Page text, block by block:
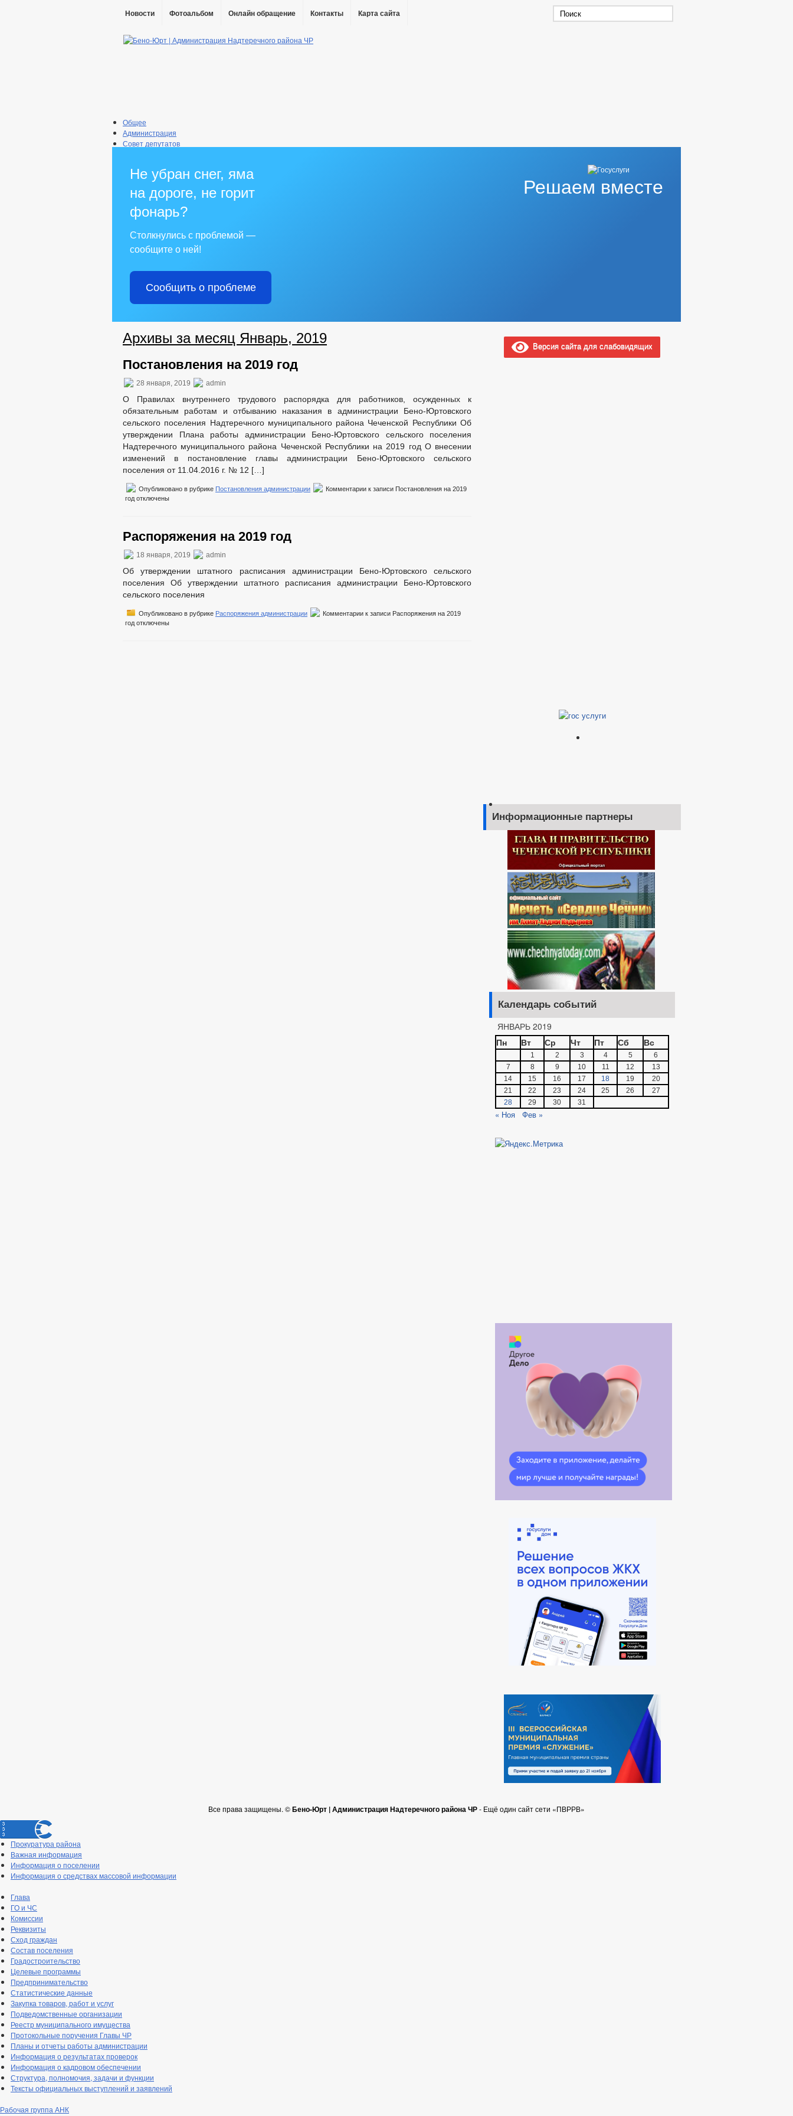
Новости Фотоальбом Онлайн обращение Контакты Карта сайта
Общее
Администрация
Совет депутатов
Бюджет
Прием граждан
Решаем вместе
Не убран снег, яма
на дороге, не горит
фонарь?
Столкнулись с проблемой —
сообщите о ней!
Сообщить о проблеме
Архивы за месяц Январь, 2019
Постановления на 2019 год
28 января, 2019 admin
О Правилах внутреннего трудового распорядка для работников, осужденных к
обязательным работам и отбыванию наказания в администрации Бено-Юртовского
сельского поселения Надтеречного муниципального района Чеченской Республики Об
утверждении Плана работы администрации Бено-Юртовского сельского поселения
Надтеречного муниципального района Чеченской Республики на 2019 год О внесении
изменений в постановление главы администрации Бено-Юртовского сельского
поселения от 11.04.2016 г. № 12 […]
Опубликовано в рубрике Постановления администрации Комментарии к записи Постановления на 2019
год отключены
Распоряжения на 2019 год
18 января, 2019 admin
Об утверждении штатного расписания администрации Бено-Юртовского сельского
поселения Об утверждении штатного расписания администрации Бено-Юртовского
сельского поселения
Опубликовано в рубрике Распоряжения администрации Комментарии к записи Распоряжения на 2019
год отключены
Версия сайта для слабовидящих
Информационные партнеры
Календарь событий
ЯНВАРЬ 2019
Пн
Вт Ср Чт Пт Сб Вс
1 2 3 4 5
6
7
8 9 10 11 12
13
14
15 16 17 18 19
20
21
22 23 24 25 26
27
28
29 30 31
« Ноя Фев »
Все права защищены. ©Бено-Юрт | Администрация Надтеречного района ЧР- Ещё один сайт сети «ПВРРВ»
Прокуратура района
Важная информация
Информация о поселении
Информация о средствах массовой информации
Глава
ГО и ЧС
Комиссии
Реквизиты
Сход граждан
Состав поселения
Градостроительство
Целевые программы
Предпринимательство
Статистические данные
Закупка товаров, работ и услуг
Подведомственные организации
Реестр муниципального имущества
Протокольные поручения Главы ЧР
Планы и отчеты работы администрации
Информация о результатах проверок
Информация о кадровом обеспечении
Структура, полномочия, задачи и функции
Тексты официальных выступлений и заявлений
Рабочая группа АНК